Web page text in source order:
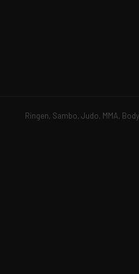
Ringen, Sambo, Judo, MMA,